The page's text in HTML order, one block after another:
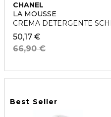
CHANEL
LA MOUSSE
CREMA DETERGENTE
50,17 €
66,90 €
Best Seller